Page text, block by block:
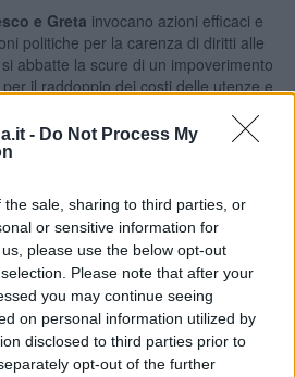
- Do Not Process My
sale, sharing to third parties, or
or sensitive information for
please use the below opt-out
Please note that after your
you may continue seeing
on personal information utilized by
disclosed to third parties prior to
opt-out of the further
e Greta invocano azioni efficaci e
politiche per la carenza di diritti alle
abbatte la scure di un impoverimento
il raddoppio dei costi delle utenze e
armi, dei professionisti privilegiati,
fare a meno, come i settori privati
quali paghiamo auto, autisti, treni, navi,
dei cittadini si collassa di fronte al
e al costo sempre più insopportabile
vestiario e dei farmaci oramai alle